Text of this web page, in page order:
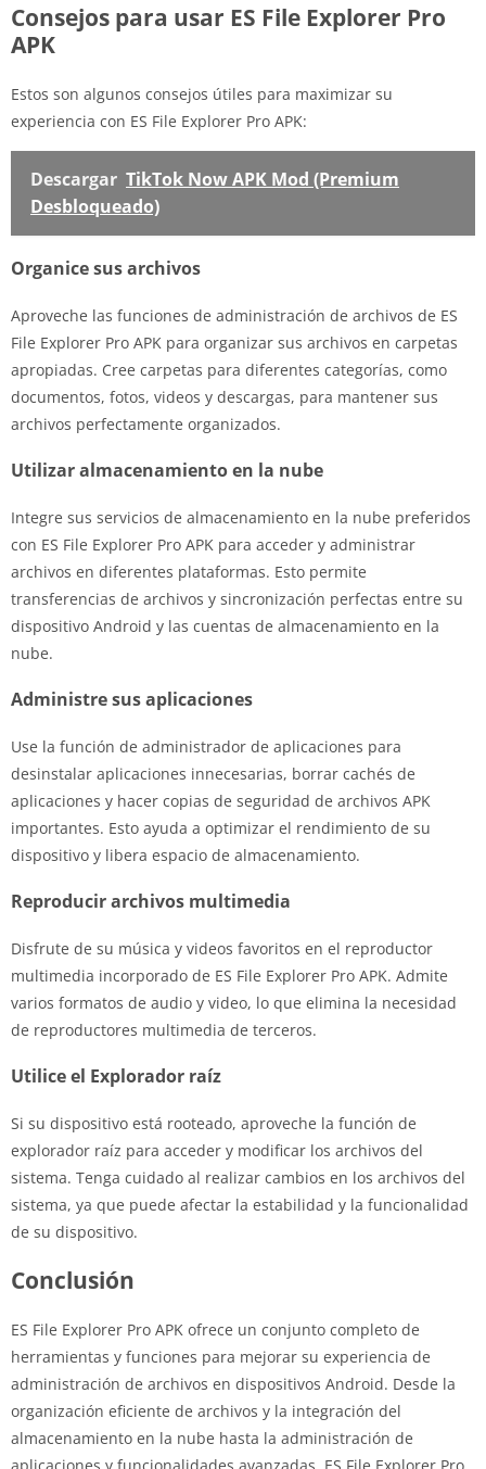
Consejos para usar ES File Explorer Pro
APK
Estos son algunos consejos útiles para maximizar su
experiencia con ES File Explorer Pro APK:
Descargar TikTok Now APK Mod (Premium
Desbloqueado)
Organice sus archivos
Aproveche las funciones de administración de archivos de ES
File Explorer Pro APK para organizar sus archivos en carpetas
apropiadas. Cree carpetas para diferentes categorías, como
documentos, fotos, videos y descargas, para mantener sus
archivos perfectamente organizados.
Utilizar almacenamiento en la nube
Integre sus servicios de almacenamiento en la nube preferidos
con ES File Explorer Pro APK para acceder y administrar
archivos en diferentes plataformas. Esto permite
transferencias de archivos y sincronización perfectas entre su
dispositivo Android y las cuentas de almacenamiento en la
nube.
Administre sus aplicaciones
Use la función de administrador de aplicaciones para
desinstalar aplicaciones innecesarias, borrar cachés de
aplicaciones y hacer copias de seguridad de archivos APK
importantes. Esto ayuda a optimizar el rendimiento de su
dispositivo y libera espacio de almacenamiento.
Reproducir archivos multimedia
Disfrute de su música y videos favoritos en el reproductor
multimedia incorporado de ES File Explorer Pro APK. Admite
varios formatos de audio y video, lo que elimina la necesidad
de reproductores multimedia de terceros.
Utilice el Explorador raíz
Si su dispositivo está rooteado, aproveche la función de
explorador raíz para acceder y modificar los archivos del
sistema. Tenga cuidado al realizar cambios en los archivos del
sistema, ya que puede afectar la estabilidad y la funcionalidad
de su dispositivo.
Conclusión
ES File Explorer Pro APK ofrece un conjunto completo de
herramientas y funciones para mejorar su experiencia de
administración de archivos en dispositivos Android. Desde la
organización eficiente de archivos y la integración del
almacenamiento en la nube hasta la administración de
aplicaciones y funcionalidades avanzadas, ES File Explorer Pro